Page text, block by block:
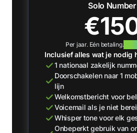
Solo Number
Per jaar. Eén betaling.
Inclusief alles wat je nodig
1 nationaal zakelijk
Doorschakelen naar 1
lijn
Welkomstbericht voor
Voicemail als je niet
Whisper tone voor elk
Onbeperkt gebruik van